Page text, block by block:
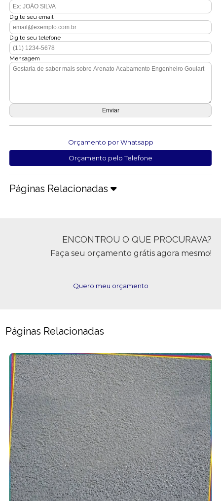
Digite seu email
Digite seu telefone
Mensagem
Orçamento por Whatsapp
Orçamento pelo Telefone
Páginas Relacionadas
ENCONTROU O QUE PROCURAVA?
Faça seu orçamento grátis agora mesmo!
Quero meu orçamento
Páginas Relacionadas